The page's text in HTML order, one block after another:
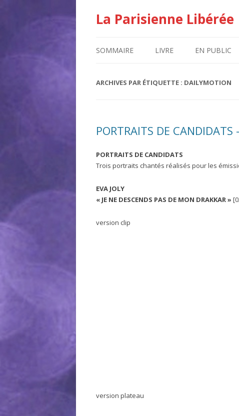
La Parisienne Libérée
SOMMAIRE LIVRE EN PUBLIC
ARCHIVES PAR ÉTIQUETTE : DAILYMOTION
PORTRAITS DE
PORTRAITS DE CANDIDATS
Trois portraits chantés réalisés pour les
EVA JOLY
« JE NE DESCENDS PAS DE MON DRAKKAR »
version clip
version plateau